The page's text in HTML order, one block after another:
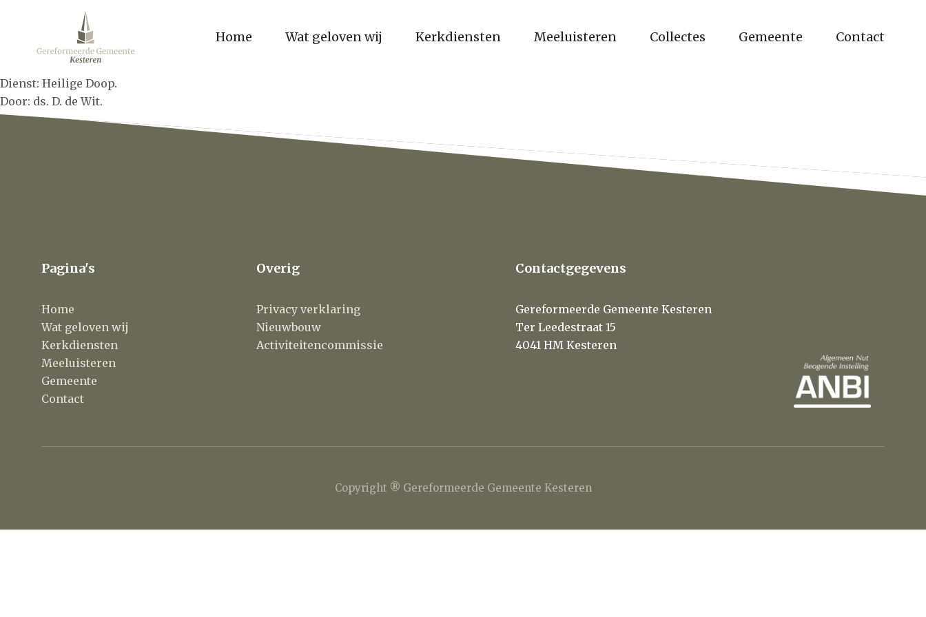
Home Wat geloven wij Kerkdiensten Meeluisteren Collectes Gemeente Contact
Dienst: Heilige Doop.
Door: ds. D. de Wit.
Pagina's
Home
Wat geloven wij
Kerkdiensten
Meeluisteren
Gemeente
Contact
Overig
Privacy verklaring
Nieuwbouw
Activiteitencommissie
Contactgegevens
Gereformeerde Gemeente Kesteren
Ter Leedestraat 15
4041 HM Kesteren
Copyright ® Gereformeerde Gemeente Kesteren